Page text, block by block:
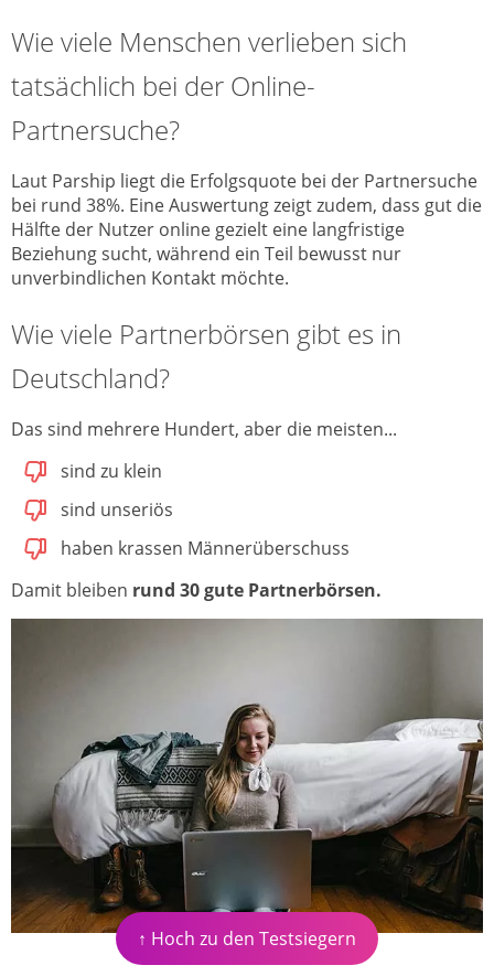
Wie viele Menschen verlieben sich
tatsächlich bei der Online-
Partnersuche?
Laut Parship liegt die Erfolgsquote bei der Partnersuche
bei rund 38%. Eine Auswertung zeigt zudem, dass gut die
Hälfte der Nutzer online gezielt eine langfristige
Beziehung sucht, während ein Teil bewusst nur
unverbindlichen Kontakt möchte.
Wie viele Partnerbörsen gibt es in
Deutschland?
Das sind mehrere Hundert, aber die meisten...
sind zu klein
sind unseriös
haben krassen Männerüberschuss
Damit bleiben rund 30 gute Partnerbörsen.
↑ Hoch zu den Testsiegern